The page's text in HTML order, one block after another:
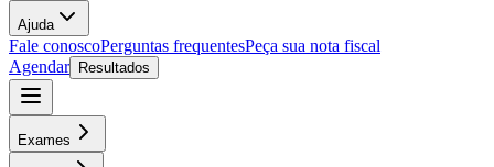
Ajuda
Fale conoscoPerguntas frequentesPeça sua nota fiscal
Agendar
Resultados
Exames